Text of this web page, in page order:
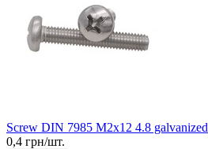
Screw DIN 7985 M2x12 4.8 galvanized
0,4 грн/шт.